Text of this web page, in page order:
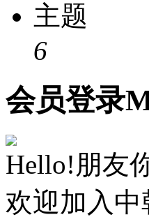
主题
6
会员登录
Hello!朋友
欢迎加入中